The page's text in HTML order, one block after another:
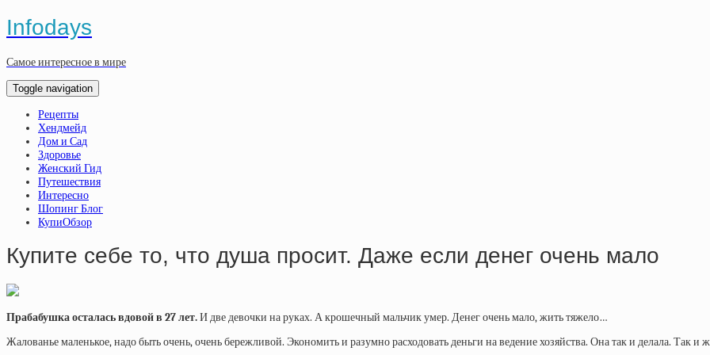
Infodays
Самое интересное в мире
Toggle navigation
Рецепты
Хендмейд
Дом и Сад
Здоровье
Женский Гид
Путешествия
Интересно
Шопинг Блог
КупиОбзор
Купите себе то, что душа просит. Даже если денег очень мало
Прабабушка осталась вдовой в 27 лет.И две девочки на руках. А крошечный мальчик умер. Денег очень мало, жить тяжело…
Жалованье маленькое, надо быть очень, очень бережливой. Экономить и разумно расходовать деньги на ведение хозяйства. Она так и делала. Так и